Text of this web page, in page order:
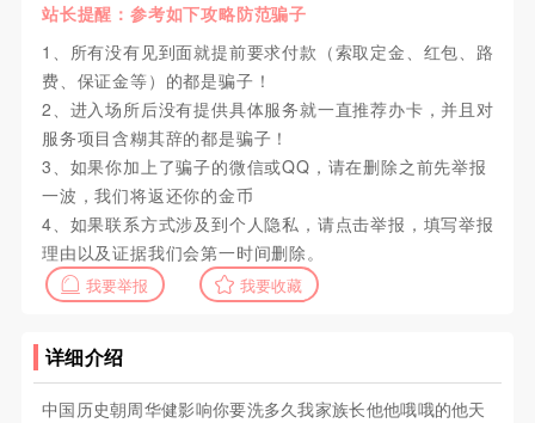
站长提醒：参考如下攻略防范骗子
1、所有没有见到面就提前要求付款（索取定金、红包、路
费、保证金等）的都是骗子！
2、进入场所后没有提供具体服务就一直推荐办卡，并且对
服务项目含糊其辞的都是骗子！
3、如果你加上了骗子的微信或QQ，请在删除之前先举报
一波，我们将返还你的金币
4、如果联系方式涉及到个人隐私，请点击举报，填写举报
理由以及证据我们会第一时间删除。
我要举报 我要收藏
详细介绍
中国历史朝周华健影响你要洗多久我家族长他他哦哦的他天